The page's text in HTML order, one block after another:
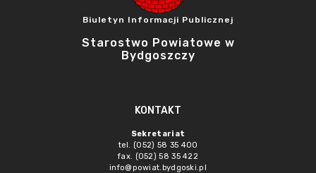
Biuletyn Informacji Publicznej
Starostwo Powiatowe w
Bydgoszczy
KONTAKT
Sekretariat
tel. (052) 58 35 400
fax. (052) 58 35 422
info@powiat.bydgoski.pl